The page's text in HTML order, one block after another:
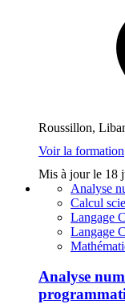
Roussillon,
Voir la formation
Mis à jour le 18
Analyse
Calcul
Langage C
Langage
Analyse